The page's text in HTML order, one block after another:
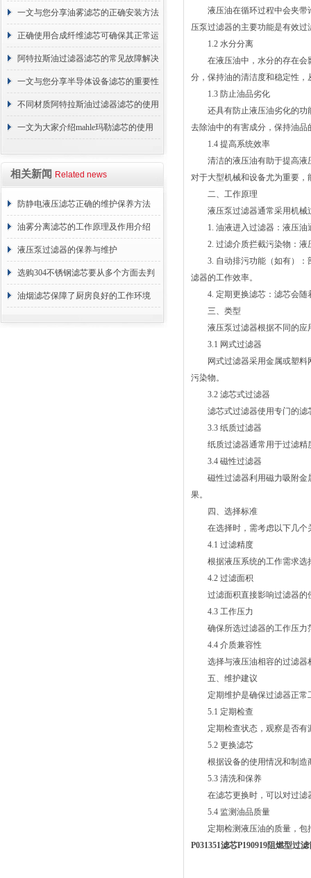
法解决
一文与您分享油雾滤芯的正确安装方法
正确使用合成纤维滤芯可确保其正常运
行
阿特拉斯油过滤器滤芯的常见故障解决
方法介绍
一文与您分享半导体设备滤芯的重要性
不同材质阿特拉斯油过滤器滤芯的使用
周期区别介绍
一文为大家介绍mahle玛勒滤芯的使用
相关新闻 Related news
防静电液压滤芯正确的维护保养方法
油雾分离滤芯的工作原理及作用介绍
液压泵过滤器的保养与维护
选购304不锈钢滤芯要从多个方面去判
断
油烟滤芯保障了厨房良好的工作环境
液压油在循环过程中会夹带许
压泵过滤器的主要功能是有效
1.2 水分分离
在液压油中，水分的存在会影
分，保持油的清洁度和稳定性
1.3 防止油品劣化
还具有防止液压油劣化的功能
去除油中的有害成分，保持油
1.4 提高系统效率
清洁的液压油有助于提高液压
对于大型机械和设备尤为重要
二、工作原理
液压泵过滤器通常采用机械
1. 油液进入过滤器：液压油
2. 过滤介质拦截污染物：液
3. 自动排污功能（如有）：
滤器的工作效率。
4. 定期更换滤芯：滤芯会随
三、类型
液压泵过滤器根据不同的应
3.1 网式过滤器
网式过滤器采用金属或塑料网
污染物。
3.2 滤芯式过滤器
滤芯式过滤器使用专门的滤芯
3.3 纸质过滤器
纸质过滤器通常用于过滤精度
3.4 磁性过滤器
磁性过滤器利用磁力吸附金属
果。
四、选择标准
在选择时，需考虑以下几个
4.1 过滤精度
根据液压系统的工作需求选择
4.2 过滤面积
过滤面积直接影响过滤器的
4.3 工作压力
确保所选过滤器的工作压力
4.4 介质兼容性
选择与液压油相容的过滤器
五、维护建议
定期维护是确保过滤器正常
5.1 定期检查
定期检查状态，观察是否有
5.2 更换滤芯
根据设备的使用情况和制造
5.3 清洗和保养
在滤芯更换时，可以对过滤
5.4 监测油品质量
定期检测液压油的质量，包
P031351滤芯P190919阻燃型过